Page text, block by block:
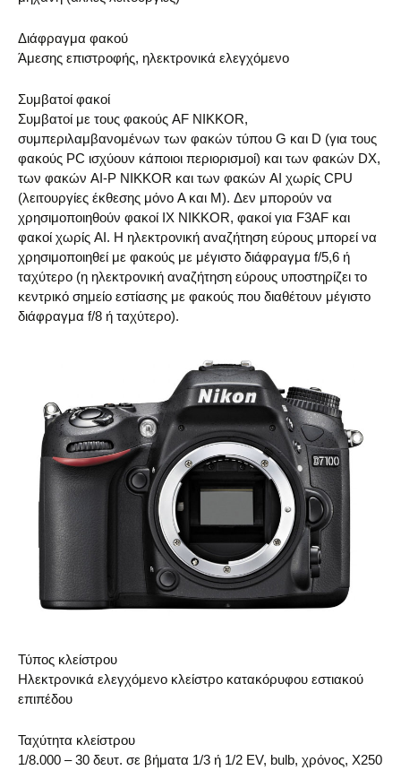
Διάφραγμα φακού
Άμεσης επιστροφής, ηλεκτρονικά ελεγχόμενο
Συμβατοί φακοί
Συμβατοί με τους φακούς AF NIKKOR,
συμπεριλαμβανομένων των φακών τύπου G και D (για τους
φακούς PC ισχύουν κάποιοι περιορισμοί) και των φακών DX,
των φακών AI-P NIKKOR και των φακών AI χωρίς CPU
(λειτουργίες έκθεσης μόνο A και M). Δεν μπορούν να
χρησιμοποιηθούν φακοί IX NIKKOR, φακοί για F3AF και
φακοί χωρίς AI. Η ηλεκτρονική αναζήτηση εύρους μπορεί να
χρησιμοποιηθεί με φακούς με μέγιστο διάφραγμα f/5,6 ή
ταχύτερο (η ηλεκτρονική αναζήτηση εύρους υποστηρίζει το
κεντρικό σημείο εστίασης με φακούς που διαθέτουν μέγιστο
διάφραγμα f/8 ή ταχύτερο).
Τύπος κλείστρου
Ηλεκτρονικά ελεγχόμενο κλείστρο κατακόρυφου εστιακού
επιπέδου
Ταχύτητα κλείστρου
1/8.000 – 30 δευτ. σε βήματα 1/3 ή 1/2 EV, bulb, χρόνος, X250